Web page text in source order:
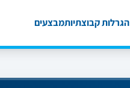
הגרלות קבוצתיותמבצעים